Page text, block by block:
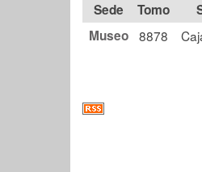
Tomo
Museo
8878